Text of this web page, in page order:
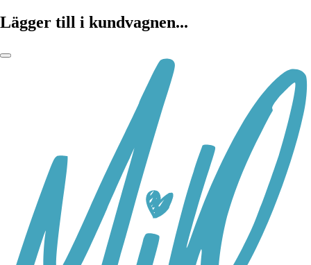
Lägger till i kundvagnen...